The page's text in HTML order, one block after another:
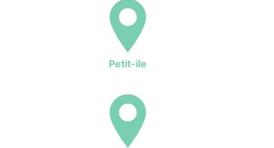
Petit-ile